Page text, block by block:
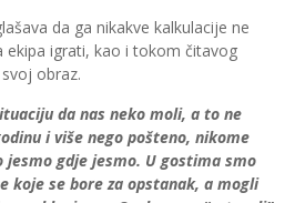
da ga nikakve kalkulacije ne
ekipa igrati, kao i tokom čitavog
obraz.
da nas neko moli, a to ne
i više nego pošteno, nikome
gdje jesmo. U gostima smo
koje se bore za opstanak, a mogli